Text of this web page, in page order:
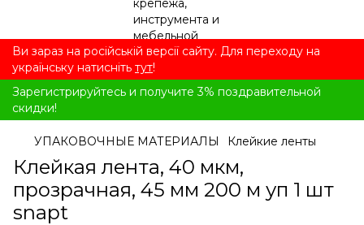
Ви зараз на російській версії сайту. Для переходу на
українську натисніть тут!
Зарегистрируйтесь и получите 3% поздравительной
скидки!
УПАКОВОЧНЫЕ МАТЕРИАЛЫ Клейкие ленты
Клейкая лента, 40 мкм,
прозрачная, 45 мм 200 м уп 1 шт
snapt